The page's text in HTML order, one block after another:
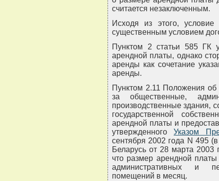
считается незаключенным.
Исходя из этого,
существенным условием
Пунктом 2 статьи 585 ГК
арендной платы, однако
аренды как сочетание
аренды.
Пунктом 2.11 Положения
за общественные,
производственные здания,
государственной
арендной платы и
утвержденногоУказом
сентября 2002 года N 495
Беларусь от 28 марта 2003
что размер арендной
административных и
помещений в месяц.